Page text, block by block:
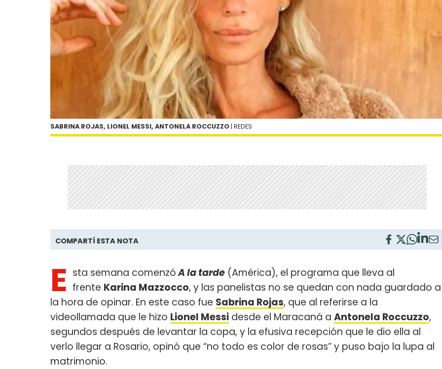
SABRINA ROJAS, LIONEL MESSI, ANTONELA ROCCUZZO | REDES
COMPARTÍ ESTA NOTA
E sta semana comenzóA la tarde (América), el programa que lleva al
frente Karina Mazzocco, y las panelistas no se quedan con nada guardado a
la hora de opinar. En este caso fue Sabrina Rojas, que al referirse a la
videollamada que le hizo Lionel Messi desde el Maracaná a Antonela Roccuzzo,
segundos después de levantar la copa, y la efusiva recepción que le dio ella al
verlo llegar a Rosario, opinó que “no todo es color de rosas” y puso bajo la lupa al
matrimonio.